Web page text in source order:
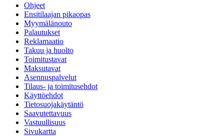
Ohjeet
Ensitilaajan pikaopas
Myymälänouto
Palautukset
Reklamaatio
Takuu ja huolto
Toimitustavat
Maksutavat
Asennuspalvelut
Tilaus- ja toimitusehdot
Käyttöehdot
Tietosuojakäytäntö
Saavutettavuus
Vastuullisuus
Sivukartta